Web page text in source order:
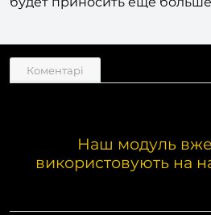
понятный интерфейс.
Наш модуль